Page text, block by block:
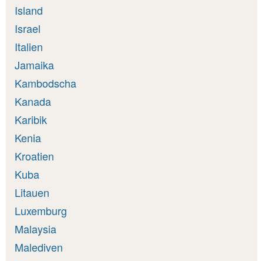
Island
Israel
Italien
Jamaika
Kambodscha
Kanada
Karibik
Kenia
Kroatien
Kuba
Litauen
Luxemburg
Malaysia
Malediven